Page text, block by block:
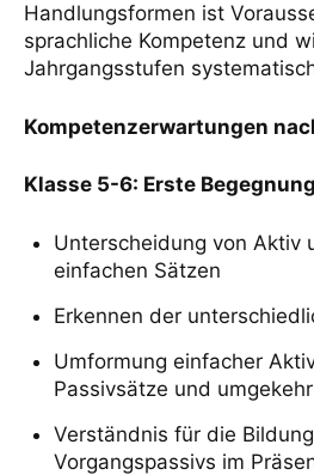
Handlungsformen ist
sprachliche Kompetenz und
Jahrgangsstufen
Kompetenzerwartungen
Klasse 5-6: Erste Begegnung
Unterscheidung von Aktiv
einfachen Sätzen
Erkennen der
Umformung einfacher
Passivsätze und
Verständnis für die
Vorgangspassivs im